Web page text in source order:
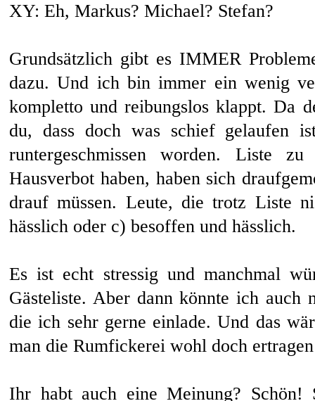
XY: Eh, Markus? Michael? Stefan?
Grundsätzlich gibt es IMMER
dazu. Und ich bin immer ein wenig
kompletto und reibungslos klappt. Da
du, dass doch was schief gelaufen
runtergeschmissen worden. Liste
Hausverbot haben, haben sich
drauf müssen. Leute, die trotz Liste
hässlich oder c) besoffen und hässlich.
Es ist echt stressig und manchmal
Gästeliste. Aber dann könnte ich auch
die ich sehr gerne einlade. Und das
man die Rumfickerei wohl doch
Ihr habt auch eine Meinung?